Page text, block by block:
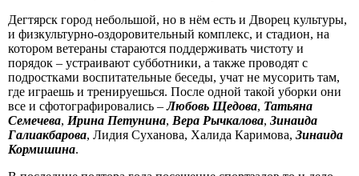
Дегтярск город небольшой, но в нём есть и Дворец культуры,
и физкультурно-оздоровительный комплекс, и стадион, на
котором ветераны стараются поддерживать чистоту и
порядок – устраивают субботники, а также проводят с
подростками воспитательные беседы, учат не мусорить там,
где играешь и тренируешься. После одной такой уборки они
все и сфотографировались –Любовь Щедова, Татьяна
Семечева, Ирина Петунина, Вера Рычкалова, Зинаида
Галиакбарова, Лидия Суханова, Халида Каримова, Зинаида
Кормишина.